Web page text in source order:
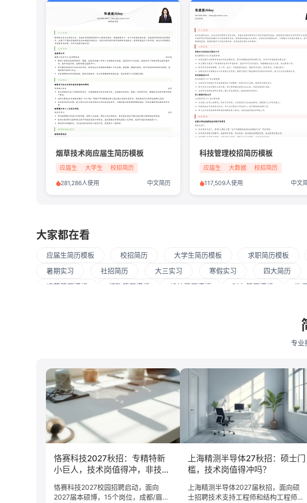
烟草技术岗应届生简历模板
应届生 大学生 校招简历
281,286人使用 中文简历
科技管理校招简历模板
应届生 大数据 校招简历
117,509人使用 中文
大家都在看
应届生简历模板 校招简历 大学生简历模板 求职简历模板
暑期实习
社招简历 大三实习 寒假实习 四大简历
运营简历模板
行政简历模板 设计简历模板 财务简历模板 教
暨
经济学
传播学 市场营销
专业
恪赛科技2027秋招：专精特新
小巨人，技术岗值得冲，非技术
恪赛科技2027校园招聘启动，面向
2027届本硕博，15个岗位，成都/眉山/
上海精测半导体27秋招：硕士门
槛，技术岗值得冲吗？
上海精测半导体2027届秋招，面向硕
士招聘技术支持工程师和结构工程师，